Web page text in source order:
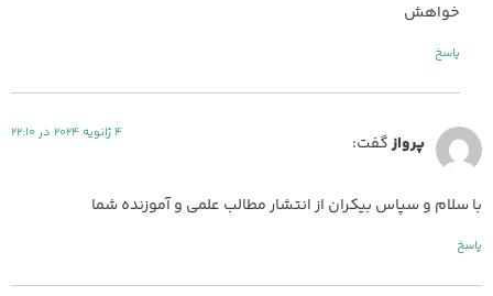
خواهش
پاسخ
پروازگفت: 4 ژانویه 2024 در 22:10
با سلام و سپاس بیکران از انتشار مطالب علمی و آموزنده شما
پاسخ